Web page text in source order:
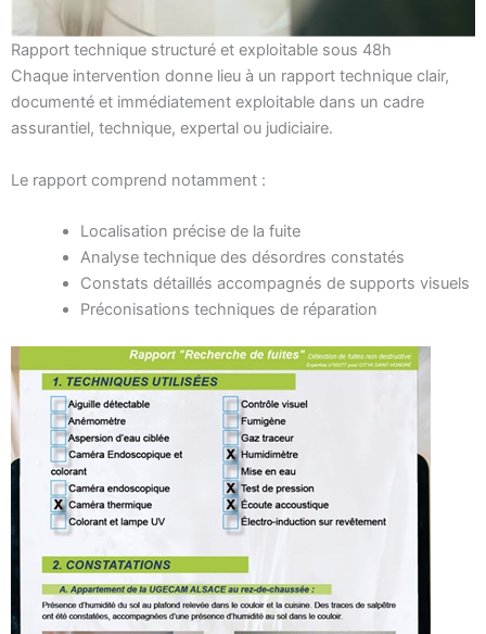
Rapport technique structuré et exploitable sous 48h
Chaque intervention donne lieu à un rapport technique clair,
documenté et immédiatement exploitable dans un cadre
assurantiel, technique, expertal ou judiciaire.
Le rapport comprend notamment :
Localisation précise de la fuite
Analyse technique des désordres constatés
Constats détaillés accompagnés de supports visuels
Préconisations techniques de réparation